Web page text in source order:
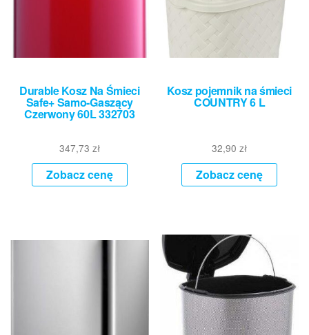
Durable Kosz Na Śmieci
Safe+ Samo-Gaszący
Czerwony 60L 332703
347,73 zł
Zobacz cenę
Kosz pojemnik na śmieci
COUNTRY 6 L
32,90zł
Zobacz cenę